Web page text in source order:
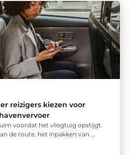
reizigers kiezen voor
voordat het vliegtuig opstijgt.
de route, het inpakken van ...